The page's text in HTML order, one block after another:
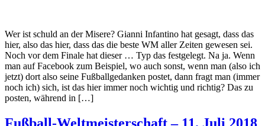
Wer ist schuld an der Misere? Gianni Infantino hat gesagt, dass das
hier, also das hier, dass das die beste WM aller Zeiten gewesen sei.
Noch vor dem Finale hat dieser … Typ das festgelegt. Na ja. Wenn
man auf Facebook zum Beispiel, wo auch sonst, wenn man (also ich
jetzt) dort also seine Fußballgedanken postet, dann fragt man (immer
noch ich) sich, ist das hier immer noch wichtig und richtig? Das zu
posten, während in […]